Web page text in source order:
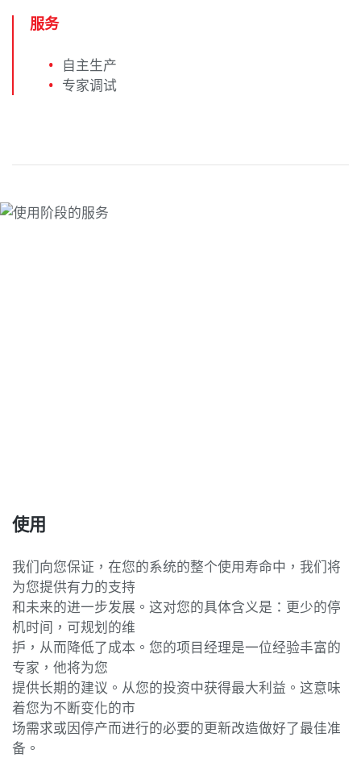
服务
自主生产
专家调试
使用
我们向您保证，在您的系统的整个使用寿命中，我们将
为您提供有力的支持
和未来的进一步发展。这对您的具体含义是：更少的停
机时间，可规划的维
护，从而降低了成本。您的项目经理是一位经验丰富的
专家，他将为您
提供长期的建议。从您的投资中获得最大利益。这意味
着您为不断变化的市
场需求或因停产而进行的必要的更新改造做好了最佳准
备。